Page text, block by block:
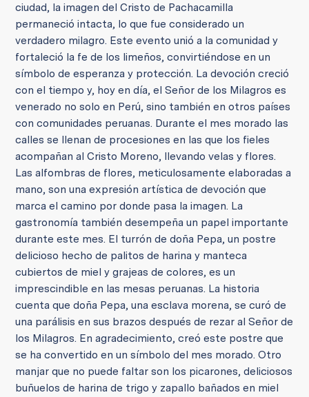
ciudad, la imagen del Cristo de Pachacamilla
permaneció intacta, lo que fue considerado un
verdadero milagro. Este evento unió a la comunidad y
fortaleció la fe de los limeños, convirtiéndose en un
símbolo de esperanza y protección. La devoción creció
con el tiempo y, hoy en día, el Señor de los Milagros es
venerado no solo en Perú, sino también en otros países
con comunidades peruanas. Durante el mes morado las
calles se llenan de procesiones en las que los fieles
acompañan al Cristo Moreno, llevando velas y flores.
Las alfombras de flores, meticulosamente elaboradas a
mano, son una expresión artística de devoción que
marca el camino por donde pasa la imagen. La
gastronomía también desempeña un papel importante
durante este mes. El turrón de doña Pepa, un postre
delicioso hecho de palitos de harina y manteca
cubiertos de miel y grajeas de colores, es un
imprescindible en las mesas peruanas. La historia
cuenta que doña Pepa, una esclava morena, se curó de
una parálisis en sus brazos después de rezar al Señor de
los Milagros. En agradecimiento, creó este postre que
se ha convertido en un símbolo del mes morado. Otro
manjar que no puede faltar son los picarones, deliciosos
buñuelos de harina de trigo y zapallo bañados en miel